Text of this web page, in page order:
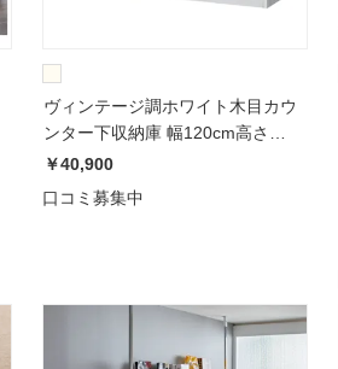
ヴィンテージ調ホワイト木目カウ
ンター下収納庫 幅120cm高さ
90cm
￥40,900
口コミ募集中